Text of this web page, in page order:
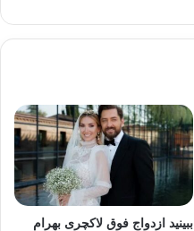
ببینید ازدواج فوق لاکچری بهرام